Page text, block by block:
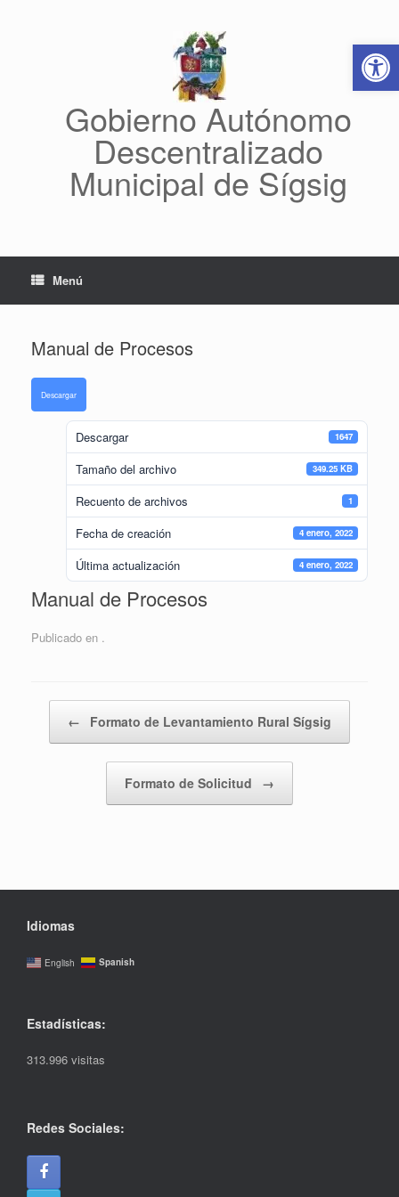
Abrir
Gobierno Autónomo
Descentralizado
Municipal de Sígsig
Menú
Manual de Procesos
Descargar
Descargar 1647
Tamaño del archivo 349.25 KB
Recuento de archivos 1
Fecha de creación 4 enero, 2022
Última actualización 4 enero, 2022
Manual de Procesos
Publicado en .
← Formato de Levantamiento Rural Sígsig
Formato de Solicitud →
Idiomas
English Spanish
Estadísticas:
313.996 visitas
Redes Sociales: